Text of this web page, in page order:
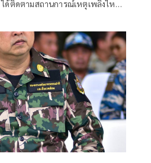
ด้ติดตามสถานการณ์เหตุเพลิงไหม้
บ้านบึง จังหวัดชลบุรี อย่างใกล้ชิด
ด้านมลพิษและสุขภาพของ
กรมควบคุมมลพิษ (คพ.) บูรณาการ
นับสนุนการระงับเหตุ ตรวจสอบ
อม รวมถึงแจ้งเตือนประชาชนอย่าง
จะคลี่คลาย